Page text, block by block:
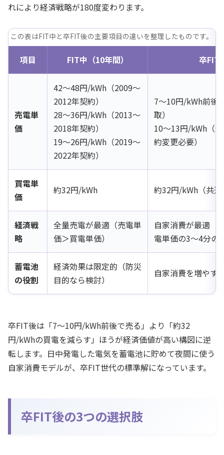
れにより経済戦略が180度変わります。
この表はFIT中と卒FIT後の主要項目の違いを整理したものです。
項目 FIT中（10年間） 卒FIT
売電単
価
42〜48円/kWh（2009〜
2012年契約）
28〜36円/kWh（2013〜
2018年契約）
19〜26円/kWh（2019〜
2022年契約）
7〜10円/kWh前後
取）
10〜13円/kWh（
約変更必要）
買電単
価
約32円/kWh 約32円/kWh（共
経済戦
略
全量売電が最適（売電単
価＞買電単価）
自家消費が最適（
電単価の3〜4分の
蓄電池
の役割
経済効果は限定的（防災
目的なら検討）
自家消費を増やす
卒FIT後は「7〜10円/kWh前後で売る」より「約32
円/kWhの買電を減らす」ほうが経済価値が高い構図に逆
転します。日中発電した電気を蓄電池に貯めて夜間に使う
自家消費モデルが、卒FIT世代の標準解になっています。
卒FIT後の3つの選択肢